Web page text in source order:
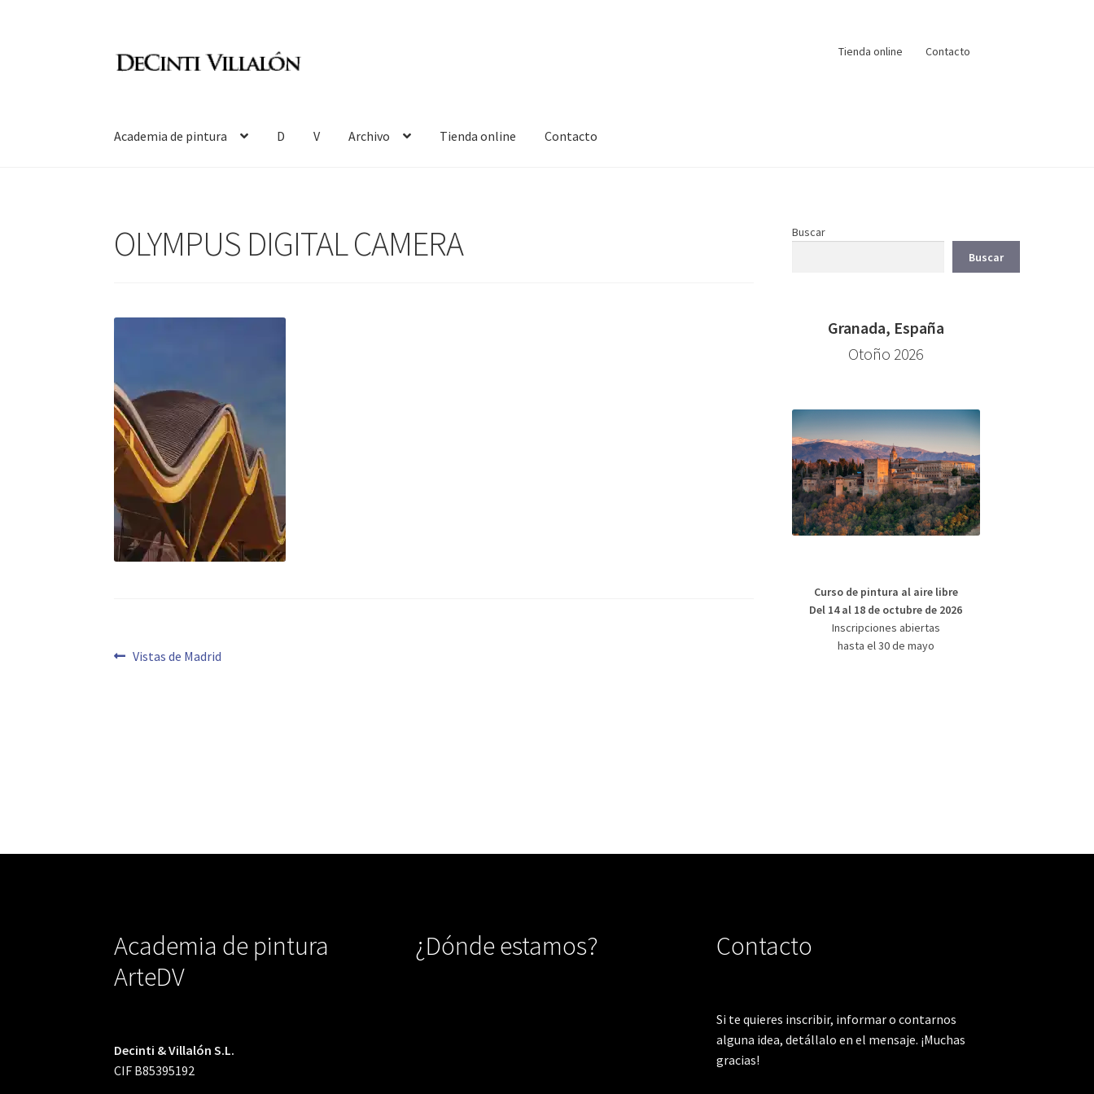
Tienda online Contacto
Academia de pintura D V Archivo Tienda online Contacto
OLYMPUS DIGITAL CAMERA
Navegación
Anterior:
Vistas de Madrid
Buscar
Buscar
Granada, España
Otoño 2026
Curso de pintura al aire libre
Del 14 al 18 de octubre de 2026
Inscripciones abiertas
hasta el 30 de mayo
Academia de pintura
ArteDV
Decinti & Villalón S.L.
CIF B85395192
¿Dónde estamos? Contacto
Si te quieres inscribir, informar o contarnos
alguna idea, detállalo en el mensaje. ¡Muchas
gracias!